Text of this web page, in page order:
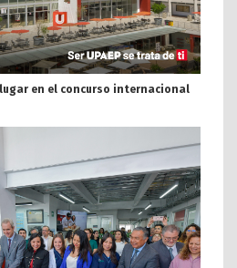
lugar en el concurso internacional